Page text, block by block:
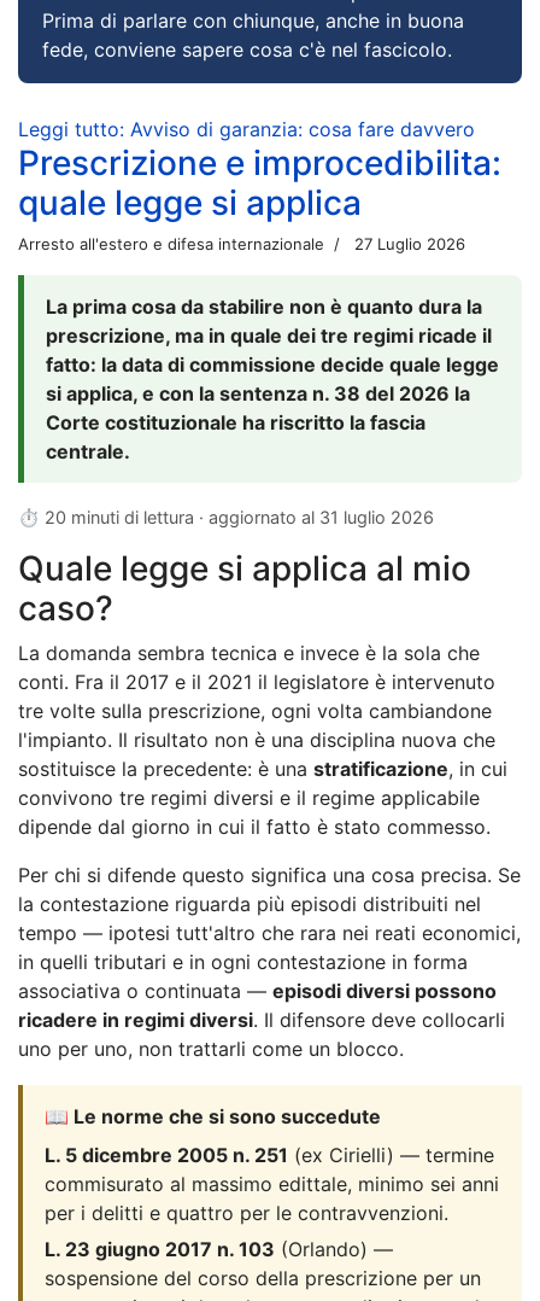
Prima di parlare con chiunque, anche in buona
fede, conviene sapere cosa c'è nel fascicolo.
Leggi tutto: Avviso di garanzia: cosa fare davvero
Prescrizione e improcedibilita:
quale legge si applica
Arresto all'estero e difesa internazionale 27 Luglio 2026
La prima cosa da stabilire non è quanto dura la
prescrizione, ma in quale dei tre regimi ricade il
fatto: la data di commissione decide quale legge
si applica, e con la sentenza n. 38 del 2026 la
Corte costituzionale ha riscritto la fascia
centrale.
⏱ 20 minuti di lettura · aggiornato al 31 luglio 2026
Quale legge si applica al mio
caso?
La domanda sembra tecnica e invece è la sola che
conti. Fra il 2017 e il 2021 il legislatore è intervenuto
tre volte sulla prescrizione, ogni volta cambiandone
l'impianto. Il risultato non è una disciplina nuova che
sostituisce la precedente: è una stratificazione, in cui
convivono tre regimi diversi e il regime applicabile
dipende dal giorno in cui il fatto è stato commesso.
Per chi si difende questo significa una cosa precisa. Se
la contestazione riguarda più episodi distribuiti nel
tempo — ipotesi tutt'altro che rara nei reati economici,
in quelli tributari e in ogni contestazione in forma
associativa o continuata — episodi diversi possono
ricadere in regimi diversi. Il difensore deve collocarli
uno per uno, non trattarli come un blocco.
📖 Le norme che si sono succedute
L. 5 dicembre 2005 n. 251 (ex Cirielli) — termine
commisurato al massimo edittale, minimo sei anni
per i delitti e quattro per le contravvenzioni.
L. 23 giugno 2017 n. 103 (Orlando) —
sospensione del corso della prescrizione per un